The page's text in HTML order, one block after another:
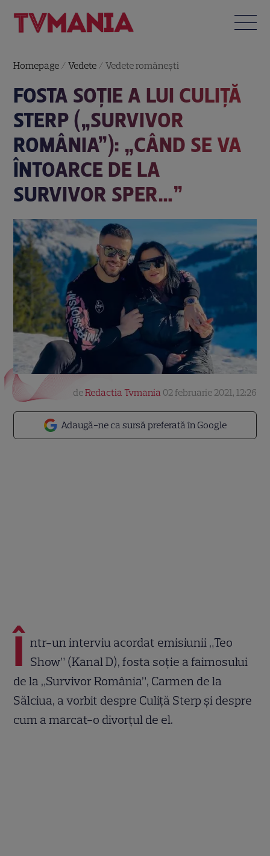
Homepage /Vedete /Vedete româneşti
FOSTA SOȚIE A LUI CULIȚĂ
STERP („SURVIVOR
ROMÂNIA”): „CÂND SE VA
ÎNTOARCE DE LA
SURVIVOR SPER…”
Adaugă-ne ca sursă preferată în Google
deRedactia Tvmania 02 februarie 2021, 12:26
Î ntr-un interviu acordat emisiunii „Teo
Show” (Kanal D), fosta soție a faimosului
de la „Survivor România”, Carmen de la
Sălciua, a vorbit despre Culiță Sterp și despre
cum a marcat-o divorțul de el.